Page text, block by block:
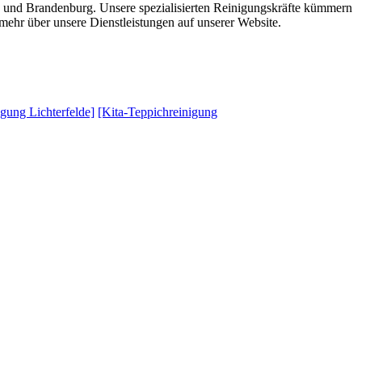
Brandenburg. Unsere spezialisierten Reinigungskräfte kümmern
über unsere Dienstleistungen auf unserer Website.
Lichterfelde] [Kita-Teppichreinigung